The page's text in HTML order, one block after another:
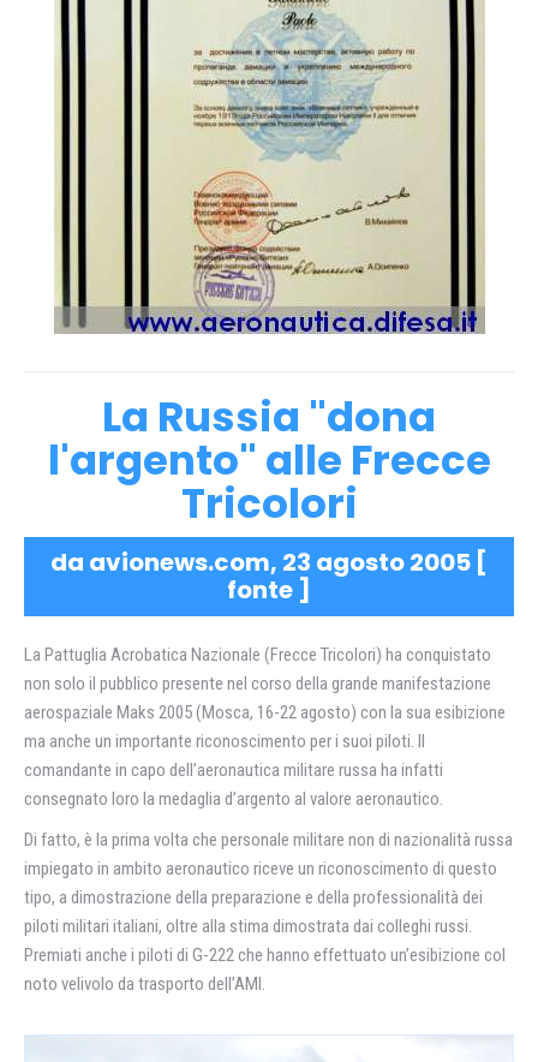
La Russia "dona
l'argento" alle Frecce
Tricolori
da avionews.com, 23 agosto 2005 [
fonte ]
La Pattuglia Acrobatica Nazionale (Frecce Tricolori) ha conquistato
non solo il pubblico presente nel corso della grande manifestazione
aerospaziale Maks 2005 (Mosca, 16-22 agosto) con la sua esibizione
ma anche un importante riconoscimento per i suoi piloti. Il
comandante in capo dell’aeronautica militare russa ha infatti
consegnato loro la medaglia d’argento al valore aeronautico.
Di fatto, è la prima volta che personale militare non di nazionalità russa
impiegato in ambito aeronautico riceve un riconoscimento di questo
tipo, a dimostrazione della preparazione e della professionalità dei
piloti militari italiani, oltre alla stima dimostrata dai colleghi russi.
Premiati anche i piloti di G-222 che hanno effettuato un’esibizione col
noto velivolo da trasporto dell’AMI.